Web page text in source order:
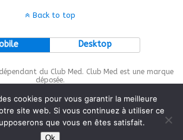
Back to top
Desktop
du Club Med. Club Med est une marque
déposée.
site is protected bywp-copyrightpro.com
cookies pour vous garantir la meilleure
site web. Si vous continuez à utiliser ce
que vous en êtes satisfait.
Ok